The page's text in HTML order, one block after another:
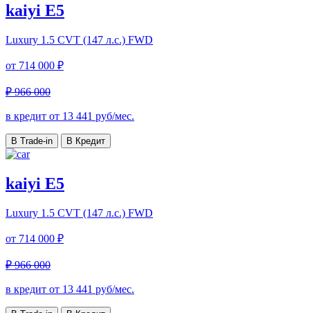
kaiyi E5
Luxury 1.5 CVT (147 л.с.) FWD
от 714 000 ₽
₽ 966 000
в кредит от 13 441 руб/мес.
В Trade-in В Кредит
kaiyi E5
Luxury 1.5 CVT (147 л.с.) FWD
от 714 000 ₽
₽ 966 000
в кредит от 13 441 руб/мес.